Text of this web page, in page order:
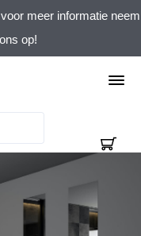
meer informatie neem
op!